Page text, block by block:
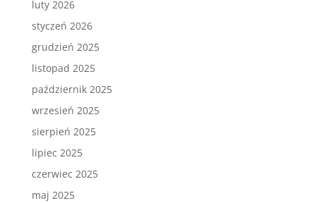
luty 2026
styczeń 2026
grudzień 2025
listopad 2025
październik 2025
wrzesień 2025
sierpień 2025
lipiec 2025
czerwiec 2025
maj 2025